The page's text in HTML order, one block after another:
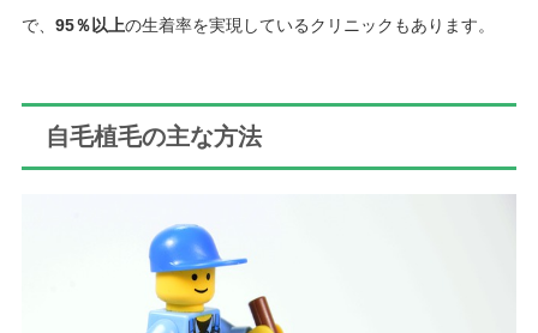
で、 95％以上の生着率を実現しているクリニックもあります。
自毛植毛の主な方法